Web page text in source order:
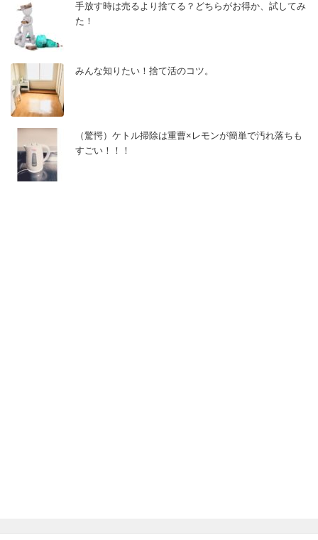
手放す時は売るより捨てる？どちらがお得か、試してみ
た！
みんな知りたい！捨て活のコツ。
（驚愕）ケトル掃除は重曹×レモンが簡単で汚れ落ちも
すごい！！！